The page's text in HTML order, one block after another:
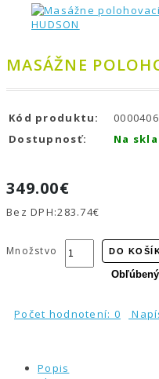
MASÁŽNE
Kód produktu:
Dostupnosť:
Na
349.00€
Bez DPH:283.74€
Množstvo DO
Počet hodnotení: 0
Popis